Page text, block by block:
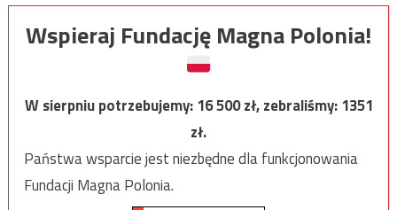
Wspieraj Fundację Magna Polonia!
W sierpniu potrzebujemy:16 500zł, zebraliśmy:1351
zł.
Państwa wsparcie jest niezbędne dla funkcjonowania
Fundacji Magna Polonia.